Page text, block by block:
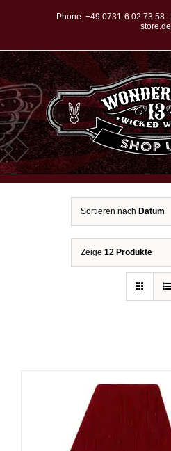
springen
Phone: +49 0731-6 02 73 58
store.de
Sortieren nach Datum
Zeige 12 Produkte